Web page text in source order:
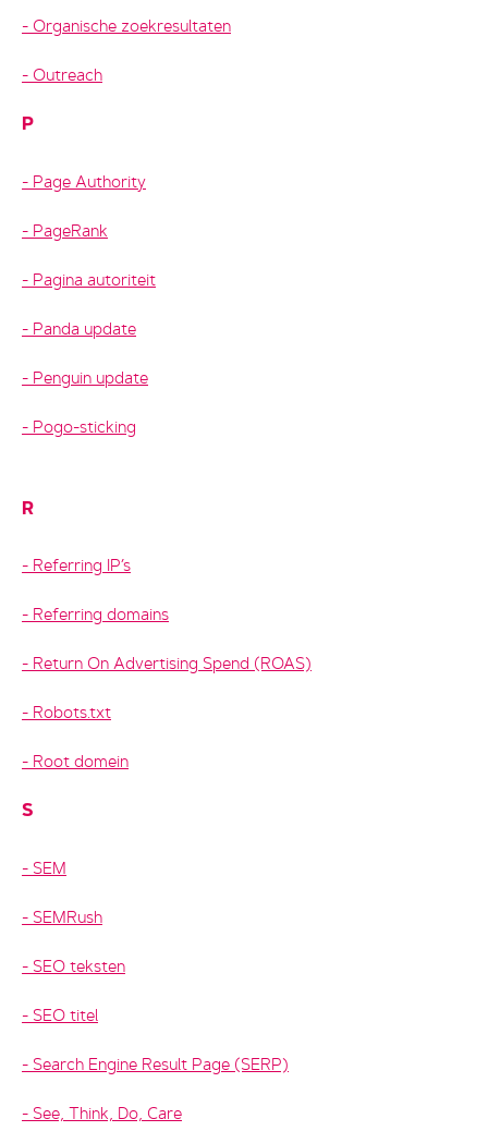
Organische zoekresultaten
Outreach
P
Page Authority
PageRank
Pagina autoriteit
Panda update
Penguin update
Pogo-sticking
R
Referring IP’s
Referring domains
Return On Advertising Spend (ROAS)
Robots.txt
Root domein
S
SEM
SEMRush
SEO teksten
SEO titel
Search Engine Result Page (SERP)
See, Think, Do, Care